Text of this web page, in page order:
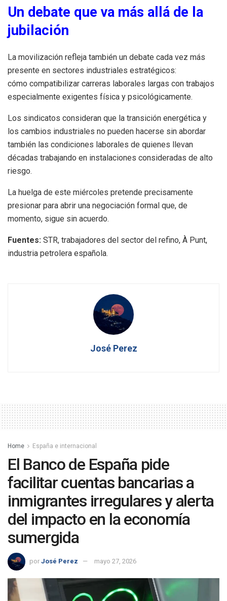
Un debate que va más allá de la
jubilación
La movilización refleja también un debate cada vez más
presente en sectores industriales estratégicos:
cómo compatibilizar carreras laborales largas con trabajos
especialmente exigentes física y psicológicamente.
Los sindicatos consideran que la transición energética y
los cambios industriales no pueden hacerse sin abordar
también las condiciones laborales de quienes llevan
décadas trabajando en instalaciones consideradas de alto
riesgo.
La huelga de este miércoles pretende precisamente
presionar para abrir una negociación formal que, de
momento, sigue sin acuerdo.
Fuentes: STR, trabajadores del sector del refino, À Punt,
industria petrolera española.
José Perez
Home España e internacional
El Banco de España pide
facilitar cuentas bancarias a
inmigrantes irregulares y alerta
del impacto en la economía
sumergida
por José Perez mayo 27, 2026